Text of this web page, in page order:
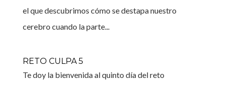
el que descubrimos cómo se destapa nuestro
cerebro cuando la parte...
RETO CULPA 5
Te doy la bienvenida al quinto día del reto